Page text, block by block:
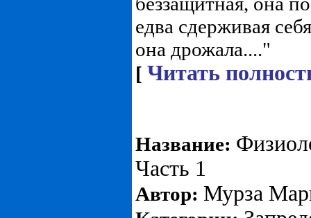
едва сдерживая
она дрожала...."
[ Читать
Название:
Часть 1
Автор: Мурза